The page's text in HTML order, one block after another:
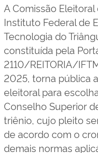
A Comissão
Instituto Federal de
Tecnologia do
constituída pela
2110/REITORIA/
2025, torna pública
eleitoral para
Conselho Superior
triênio, cujo pleito
de acordo com o
demais normas